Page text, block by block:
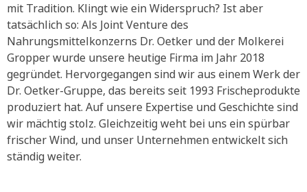
mit Tradition. Klingt wie ein Widerspruch? Ist aber
tatsächlich so: Als Joint Venture des
Nahrungsmittelkonzerns Dr. Oetker und der Molkerei
Gropper wurde unsere heutige Firma im Jahr 2018
gegründet. Hervorgegangen sind wir aus einem Werk der
Dr. Oetker-Gruppe, das bereits seit 1993 Frischeprodukte
produziert hat. Auf unsere Expertise und Geschichte sind
wir mächtig stolz. Gleichzeitig weht bei uns ein spürbar
frischer Wind, und unser Unternehmen entwickelt sich
ständig weiter.